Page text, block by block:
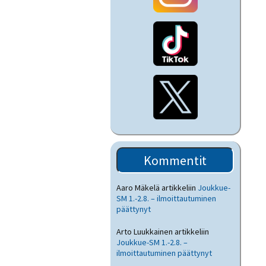
Kommentit
Aaro Mäkelä artikkeliin Joukkue-
SM 1.-2.8. – ilmoittautuminen
päättynyt
Arto Luukkainen artikkeliin
Joukkue-SM 1.-2.8. –
ilmoittautuminen päättynyt